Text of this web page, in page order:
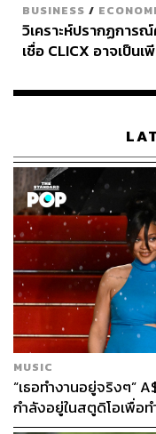
BUSINESS /
วิเคราะห์ปรากฏการ
เชื่อ CLICX อาจเป็น
เรือนไทยที่ถูกซุกไว้
MUSIC
“เธอทำงานอยู่จริงๆ”
กำลังอยู่ในสตูดิโอเพื่อท